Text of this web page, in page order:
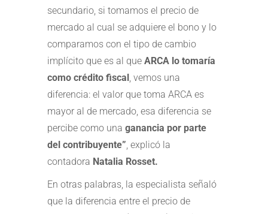
secundario, si tomamos el precio de
mercado al cual se adquiere el bono y lo
comparamos con el tipo de cambio
implícito que es al que ARCA lo tomaría
como crédito fiscal , vemos una
diferencia: el valor que toma ARCA es
mayor al de mercado, esa diferencia se
percibe como una ganancia por parte
del contribuyente” , explicó la
contadora Natalia Rosset.
En otras palabras, la especialista señaló
que la diferencia entre el precio de